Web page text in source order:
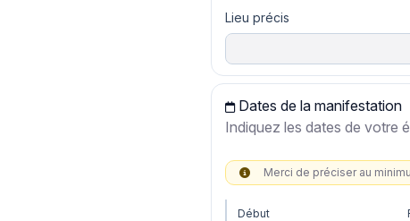
Lieu précis
Dates de la manifestation
Indiquez les dates de votre
Merci de préciser au
Début